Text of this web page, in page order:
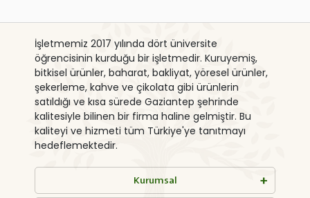
İşletmemiz 2017 yılında dört üniversite
öğrencisinin kurduğu bir işletmedir. Kuruyemiş,
bitkisel ürünler, baharat, bakliyat, yöresel ürünler,
şekerleme, kahve ve çikolata gibi ürünlerin
satıldığı ve kısa sürede Gaziantep şehrinde
kalitesiyle bilinen bir firma haline gelmiştir. Bu
kaliteyi ve hizmeti tüm Türkiye'ye tanıtmayı
hedeflemektedir.
Kurumsal